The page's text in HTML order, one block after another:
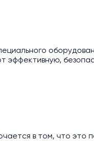
в том, что это